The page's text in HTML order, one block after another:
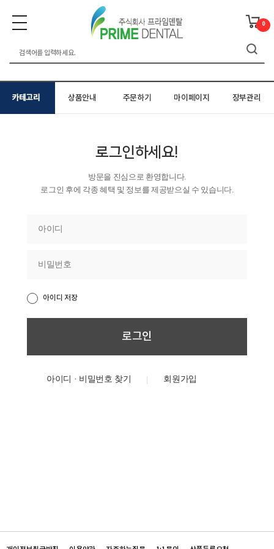
0
카테고리 상품안내 주문하기 마이페이지 장부관리
로그인하세요!
방문을 진심으로 환영합니다.
로그인 후에 각종 혜택 및 정보를 제공받으실 수 있습니다.
아이디 저장
아이디 · 비밀번호 찾기